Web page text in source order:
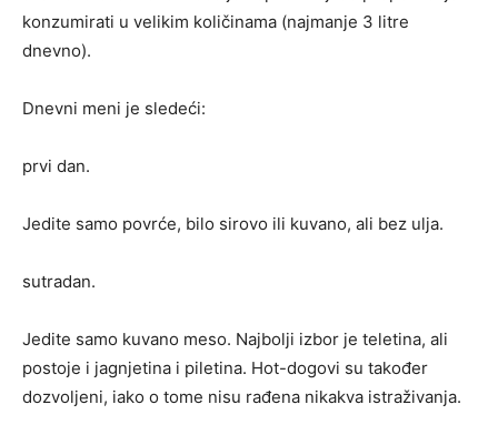
konzumirati u velikim količinama (najmanje 3 litre
dnevno).
Dnevni meni je sledeći:
prvi dan.
Jedite samo povrće, bilo sirovo ili kuvano, ali bez ulja.
sutradan.
Jedite samo kuvano meso. Najbolji izbor je teletina, ali
postoje i jagnjetina i piletina. Hot-dogovi su također
dozvoljeni, iako o tome nisu rađena nikakva istraživanja.